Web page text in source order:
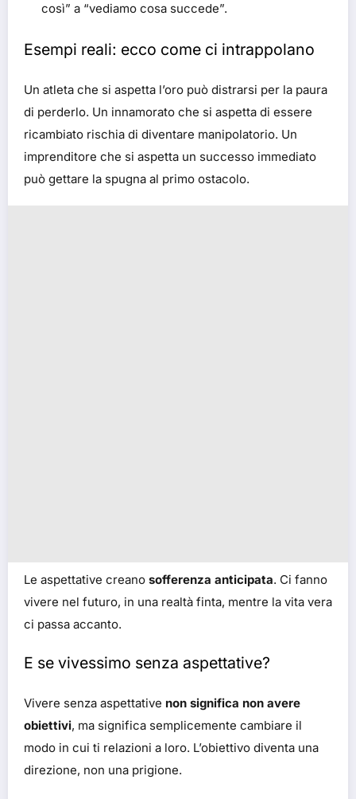
così” a “vediamo cosa succede”.
Esempi reali: ecco come ci intrappolano
Un atleta che si aspetta l’oro può distrarsi per la paura
di perderlo. Un innamorato che si aspetta di essere
ricambiato rischia di diventare manipolatorio. Un
imprenditore che si aspetta un successo immediato
può gettare la spugna al primo ostacolo.
Le aspettative creano sofferenza anticipata. Ci fanno
vivere nel futuro, in una realtà finta, mentre la vita vera
ci passa accanto.
E se vivessimo senza aspettative?
Vivere senza aspettative non significa non avere
obiettivi, ma significa semplicemente cambiare il
modo in cui ti relazioni a loro. L’obiettivo diventa una
direzione, non una prigione.